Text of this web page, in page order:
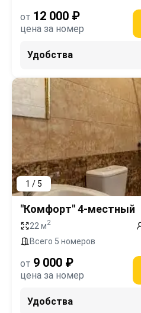
от 12 000 ₽
цена за номер
Удобства
1 / 5
"Комфорт" 4-местный
22 м2
Всего 5 номеров
от 9 000 ₽
цена за номер
Удобства